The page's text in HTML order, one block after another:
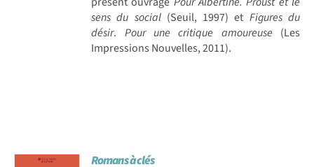
sens du social(Seuil, 1997) et Figures du
désir. Pour une critique amoureuse (Les
Impressions Nouvelles, 2011).
Romans à clés